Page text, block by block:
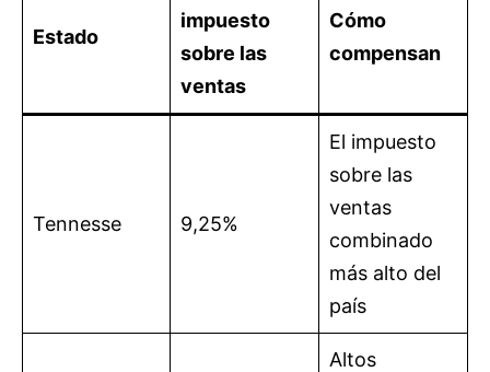
Estado
impuesto
sobre las
ventas
Cómo
compensan
Tennesse 9,25%
El impuesto
sobre las
ventas
combinado
más alto del
país
Altos